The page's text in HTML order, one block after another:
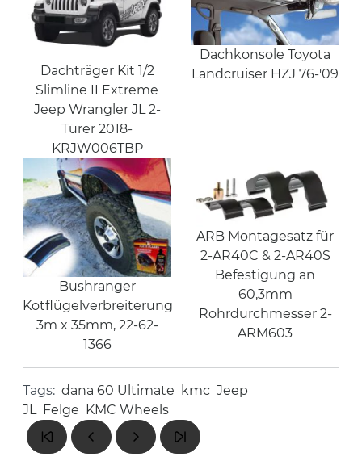
Dachträger Kit 1/2
Slimline II Extreme
Jeep Wrangler JL 2-
Türer 2018-
KRJW006TBP
Dachkonsole Toyota
Landcruiser HZJ 76-'09
Bushranger
Kotflügelverbreiterung
3m x 35mm, 22-62-
1366
ARB Montagesatz für
2-AR40C & 2-AR40S
Befestigung an
60,3mm
Rohrdurchmesser 2-
ARM603
Tags: dana 60 Ultimate kmc Jeep
JL
Felge KMC Wheels